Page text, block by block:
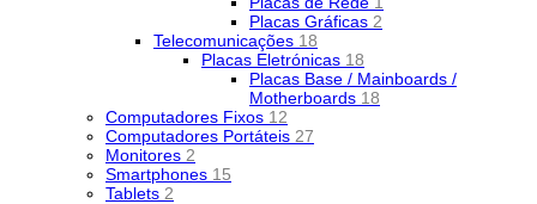
Placas Gráficas 2
Telecomunicações 18
Placas Eletrónicas 18
Placas Base / Mainboards /
Motherboards 18
Computadores Fixos 12
Computadores Portáteis 27
Monitores 2
Smartphones 15
Tablets 2